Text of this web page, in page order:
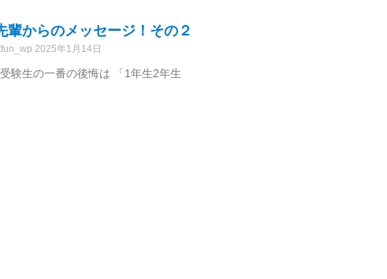
輩からのメッセージ！その２
2025年1月14日
験生の一番の後悔は 「1年生2年生